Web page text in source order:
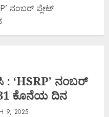
ನಂಬರ್ ಪ್ಲೇಟ್
‘HSRP’ ನಂಬರ್
ಕೊನೆಯ ದಿನ
9, 2025